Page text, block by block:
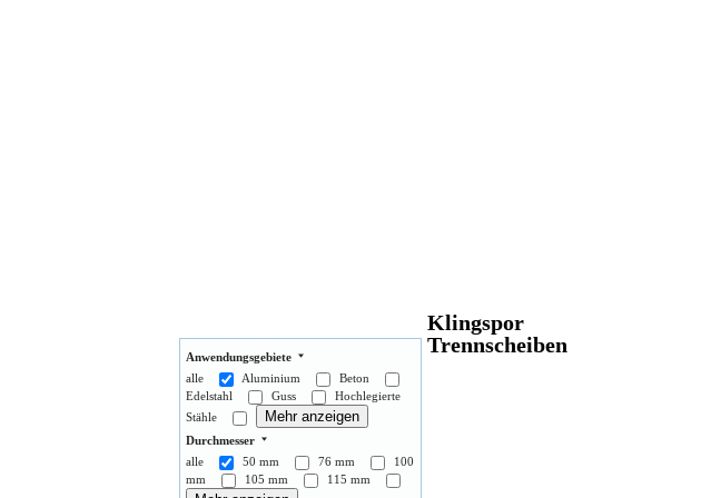
Anwendungsgebiete
alle
Aluminium
Beton
Edelstahl
Guss
Hochlegierte
Stähle
Mehr anzeigen
Durchmesser
alle
50 mm 76 mm
100
mm
105 mm 115 mm
Klingspor
Trennscheiben